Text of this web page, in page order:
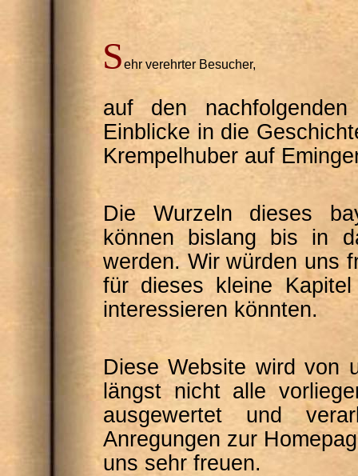
Sehr verehrter Besucher,
auf den
Einblicke in die
Krempelhuber auf
Die Wurzeln dieses
können bislang bis in
werden. Wir würden uns
für dieses kleine
interessieren könnten.
Diese Website wird von
längst nicht alle
ausgewertet und
Anregungen zur
uns sehr freuen.